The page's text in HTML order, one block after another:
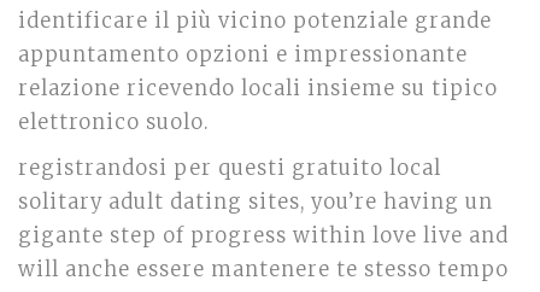
identificare il più vicino potenziale grande
appuntamento opzioni e impressionante
relazione ricevendo locali insieme su tipico
elettronico suolo.
registrandosi per questi gratuito local
solitary adult dating sites, you’re having un
gigante step of progress within love live and
will anche essere mantenere te stesso tempo